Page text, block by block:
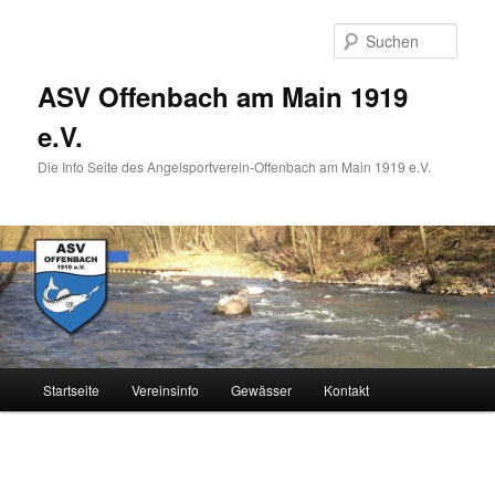
ASV Offenbach am Main 1919
e.V.
Die Info Seite des Angelsportverein-Offenbach am Main 1919 e.V.
Startseite Vereinsinfo Gewässer Kontakt